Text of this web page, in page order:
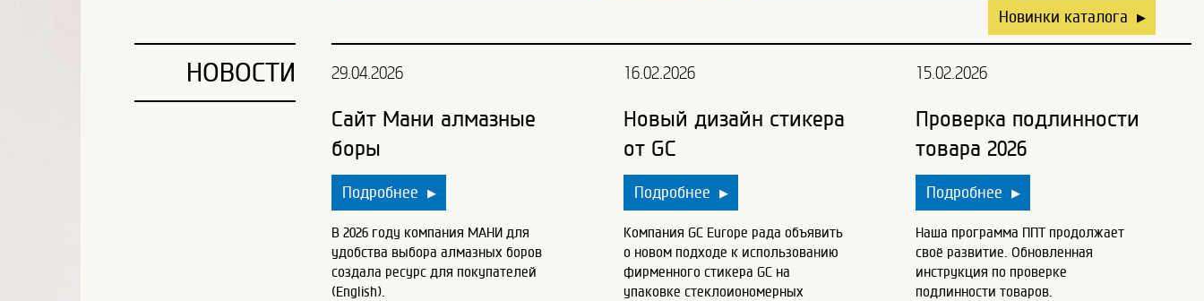
Новинки каталога ▶
НОВОСТИ 29.04.2026
Сайт Мани алмазные
боры
Подробнее ▶
В 2026 году компания МАНИ для
удобства выбора алмазных боров
создала ресурс для покупателей
(English).
16.02.2026
Новый дизайн стикера
от GC
Подробнее ▶
Компания GC Europe рада объявить
о новом подходе к использованию
фирменного стикера GC на
упаковке стеклоиономерных
15.02.2026
Проверка подлинности
товара 2026
Подробнее ▶
Наша программа ППТ продолжает
своё развитие. Обновленная
инструкция по проверке
подлинности товаров.